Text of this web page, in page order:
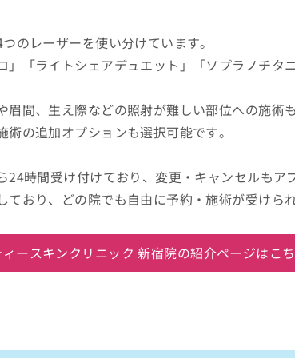
のレーザーを使い分けています。
」「ライトシェアデュエット」「ソプラノチタ
間、生え際などの照射が難しい部位への施術も
の追加オプションも選択可能です。
時間受け付けており、変更・キャンセルもア
おり、どの院でも自由に予約・施術が受けられ
ィースキンクリニック 新宿院の紹介ページはこ